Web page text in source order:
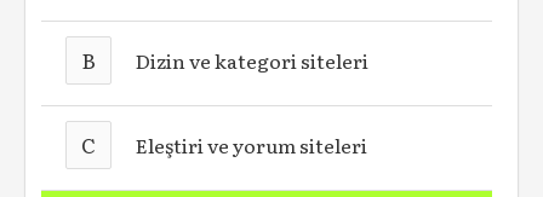
B Dizin ve kategori siteleri
C Eleştiri ve yorum siteleri